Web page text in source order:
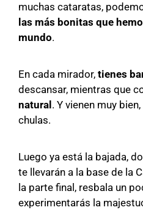
muchas cataratas,
las más bonitas que
mundo.
En cada mirador, tienes
descansar, mientras que
natural . Y vienen muy
chulas.
Luego ya está la bajada,
te llevarán a la base de la
la parte final, resbala un
experimentarás la